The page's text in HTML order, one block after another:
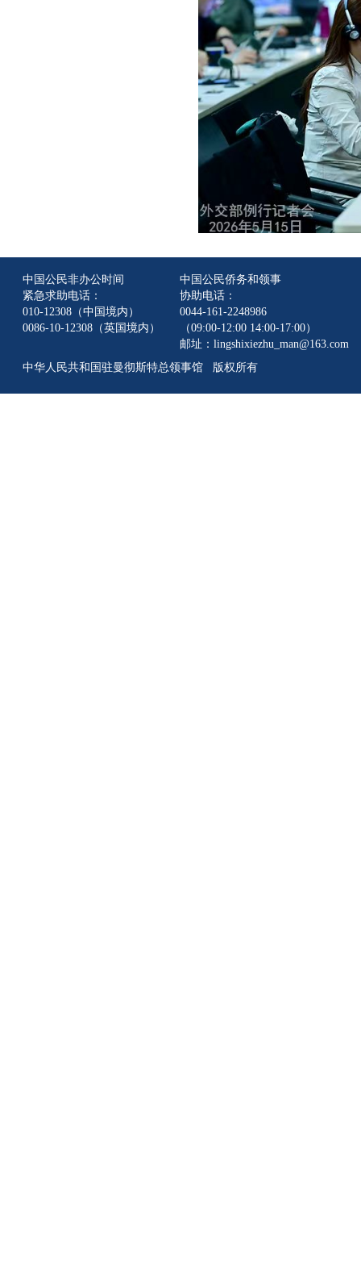
中国公民非办公时间
紧急求助电话：
010-12308（中国境内）
0086-10-12308（英国境内）
中国公民侨务和领事
协助电话：
0044-161-2248986
（09:00-12:00 14:00-17:00）
邮址：lingshixiezhu_man@163.com
中华人民共和国驻曼彻斯特总领事馆 版权所有